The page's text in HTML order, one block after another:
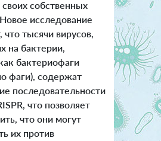
своих собственных
исследование
что тысячи вирусов,
на бактерии,
бактериофаги
фаги), содержат
последовательности
что позволяет
что они могут
их против